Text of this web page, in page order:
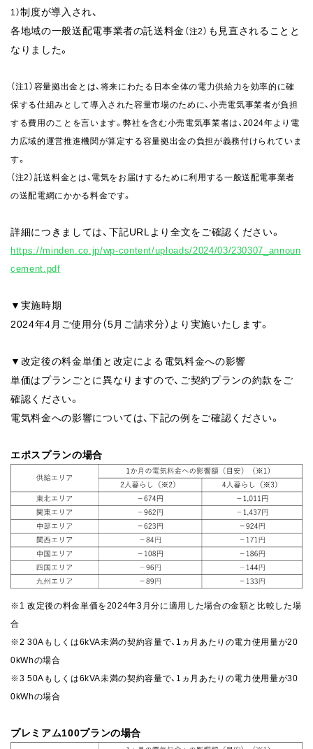
1）制度が導入され、
各地域の一般送配電事業者の託送料金 （注2） も見直されることと
なりました。
（注1）容量拠出金とは、将来にわたる日本全体の電力供給力を効率的に確
保する仕組みとして導入された容量市場のために、小売電気事業者が負担
する費用のことを言います。弊社を含む小売電気事業者は、2024年より電
力広域的運営推進機関が算定する容量拠出金の負担が義務付けられていま
す。
（注2）託送料金とは、電気をお届けするために利用する一般送配電事業者
の送配電網にかかる料金です。
詳細につきましては、下記URLより全文をご確認ください。
https://minden.co.jp/wp-content/uploads/2024/03/230307_announ
cement.pdf
▼実施時期
2024年4月ご使用分（5月ご請求分）より実施いたします。
▼改定後の料金単価と改定による電気料金への影響
単価はプランごとに異なりますので、ご契約プランの約款をご
確認ください。
電気料金への影響については、下記の例をご確認ください。
エポスプランの場合
※1 改定後の料金単価を2024年3月分に適用した場合の金額と比較した場
合
※2 30Aもしくは6kVA未満の契約容量で、1ヵ月あたりの電力使用量が20
0kWhの場合
※3 50Aもしくは6kVA未満の契約容量で、1ヵ月あたりの電力使用量が30
0kWhの場合
プレミアム100プランの場合